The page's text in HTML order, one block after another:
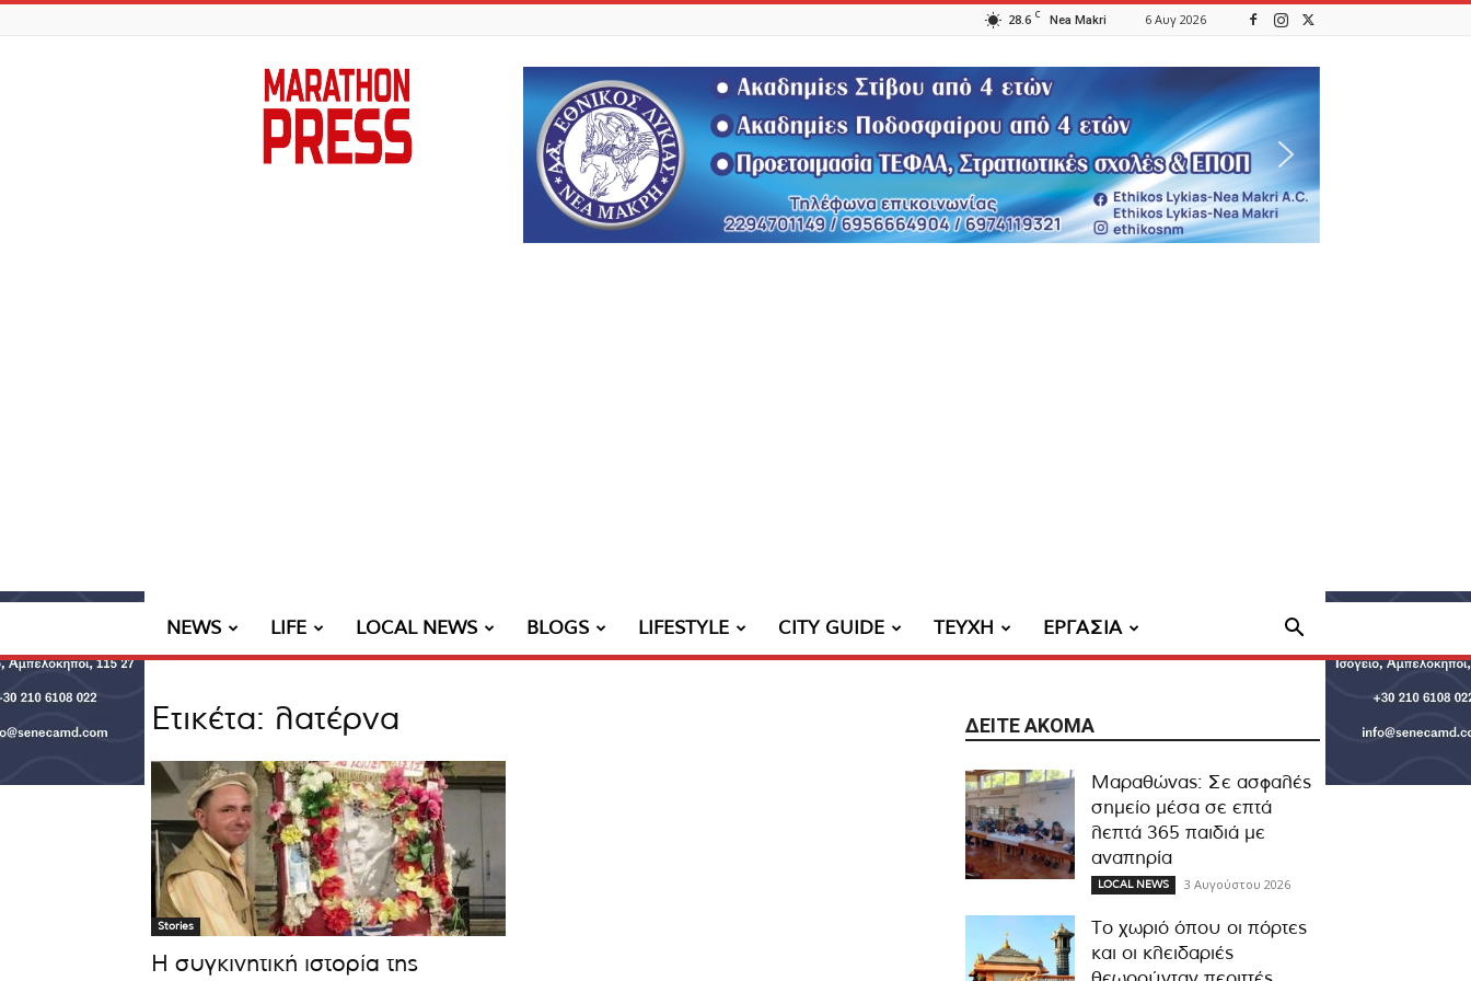
28.6 C Nea Makri 6 Αυγ 2026
Marathon
Press
NEWS LIFE LOCAL NEWS BLOGS LIFESTYLE CITY GUIDE ΤΕΥΧΗ ΕΡΓΑΣΙΑ
Ετικέτα: λατέρνα
Stories
Η συγκινητική ιστορία της
ΔΕΊΤΕ ΑΚΌΜΑ
Μαραθώνας: Σε ασφαλές
σημείο μέσα σε επτά
λεπτά 365 παιδιά με
αναπηρία
LOCAL NEWS 3 Αυγούστου 2026
Το χωριό όπου οι πόρτες
και οι κλειδαριές